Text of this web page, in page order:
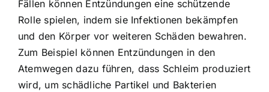
Fällen können Entzündungen eine schützende
Rolle spielen, indem sie Infektionen bekämpfen
und den Körper vor weiteren Schäden bewahren.
Zum Beispiel können Entzündungen in den
Atemwegen dazu führen, dass Schleim produziert
wird, um schädliche Partikel und Bakterien